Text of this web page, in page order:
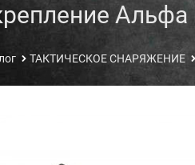
Альфа
ТАКТИЧЕСКОЕ СНАРЯЖЕНИЕ